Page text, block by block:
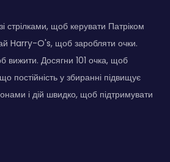
стрілками, щоб керувати Патріком
Harry-O's, щоб заробляти очки.
Досягни 101 очка, щоб
постійність у збиранні підвищує
і дій швидко, щоб підтримувати